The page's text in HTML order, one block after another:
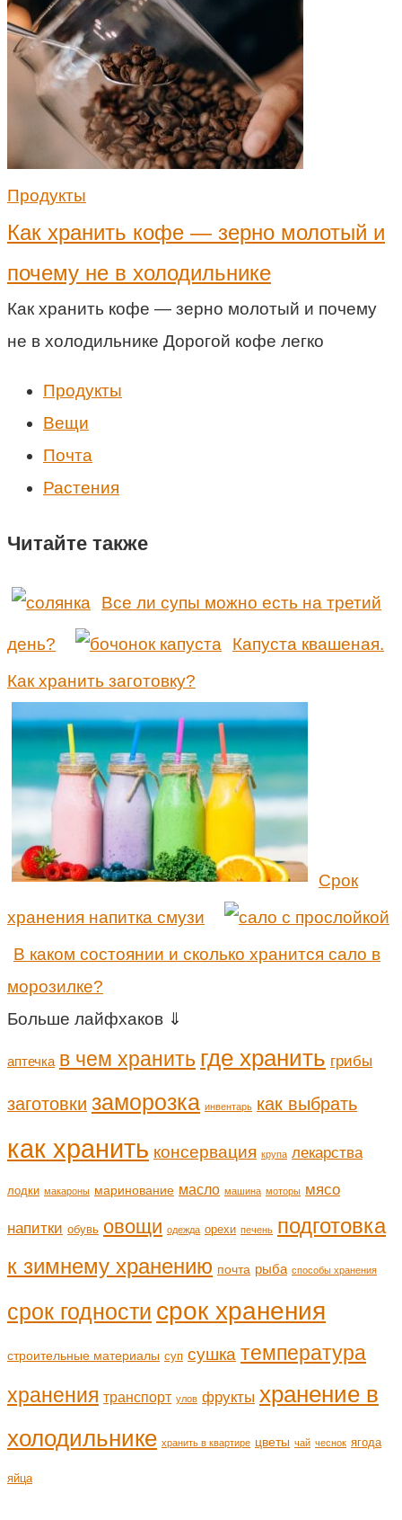
Продукты
Как хранить кофе — зерно молотый и
почему не в холодильнике
Как хранить кофе — зерно молотый и почему
не в холодильнике Дорогой кофе легко
Продукты
Вещи
Почта
Растения
Читайте также
Все ли супы можно есть на третий
день?
Капуста квашеная.
Как хранить заготовку?
Срок
хранения напитка смузи
В каком состоянии и сколько хранится сало в
морозилке?
Больше лайфхаков ⇓
аптечка в чем хранить где хранить грибы
заготовки заморозка инвентарь как выбрать
как хранить консервация крупа лекарства
лодки макароны маринование масло машина моторы мясо
напитки обувь овощи одежда орехи печень подготовка
к зимнему хранению почта рыба способы хранения
срок годности срок хранения
строительные материалы суп сушка температура
хранения транспорт улов фрукты хранение в
холодильнике хранить в квартире цветы чай чеснок ягода
яйца